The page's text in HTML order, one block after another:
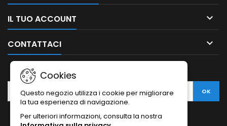
IL TUO ACCOUNT 
CONTATTACI 
Cookies
Questo negozio utilizza i cookie per migliorare
la tua esperienza di navigazione.
Per ulteriori informazioni, consulta la nostra